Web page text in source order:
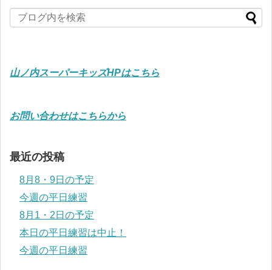
山ノ内スーパーキッズHPはこちら
お問い合わせはこちらから
最近の投稿
8月8・9日の予定
今週の平日練習
8月1・2日の予定
本日の平日練習は中止！
今週の平日練習